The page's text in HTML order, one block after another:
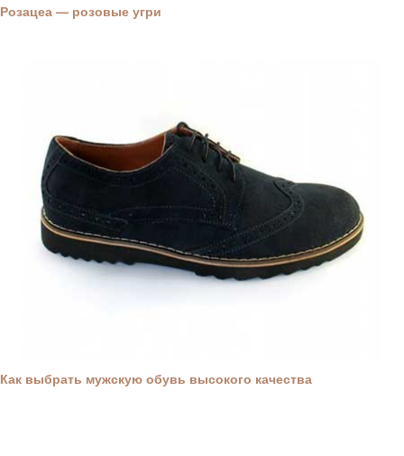
Розацеа — розовые угри
Как выбрать мужскую обувь высокого качества